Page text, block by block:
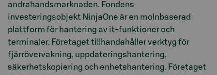
andrahandsmarknaden. Fondens
investeringsobjekt NinjaOne är en molnbaserad
plattform för hantering av it-funktioner och
terminaler. Företaget tillhandahåller verktyg för
fjärrövervakning, uppdateringshantering,
säkerhetskopiering och enhetshantering. Företaget